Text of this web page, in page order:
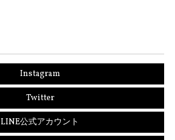
Instagram
Twitter
LINE公式アカウント